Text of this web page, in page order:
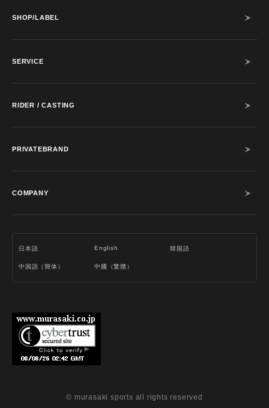
SHOP/LABEL
SERVICE
RIDER / CASTING
PRIVATEBRAND
COMPANY
日本語 English 韓国語
中国語（簡体） 中國（繁體）
© murasaki sports all rights reserved